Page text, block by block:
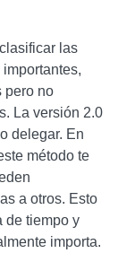
las
pero no
La versión 2.0
delegar. En
método te
a otros. Esto
de tiempo y
importa.